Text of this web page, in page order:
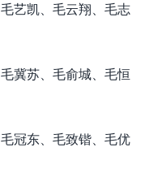
艺凯、毛云翔、毛志
冀苏、毛俞城、毛恒
冠东、毛致锴、毛优